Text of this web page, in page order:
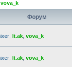
vova_k
Форум
lt.ak vova_k
lt.ak vova_k